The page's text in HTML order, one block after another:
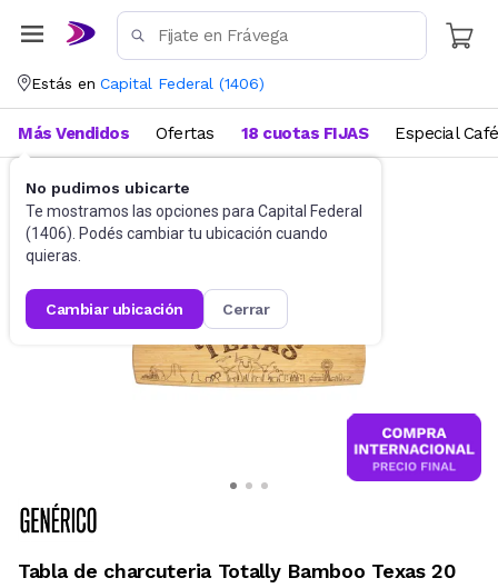
Estás en Capital Federal (1406)
No pudimos ubicarte
Te mostramos las opciones para Capital Federal
(1406). Podés cambiar tu ubicación cuando
quieras.
cambiar ubicación cerrar
Más Vendidos Ofertas 18 cuotas FIJAS Especial Café
Utensilios de cocina
Tabla de charcuteria Totally Bamboo Texas 20